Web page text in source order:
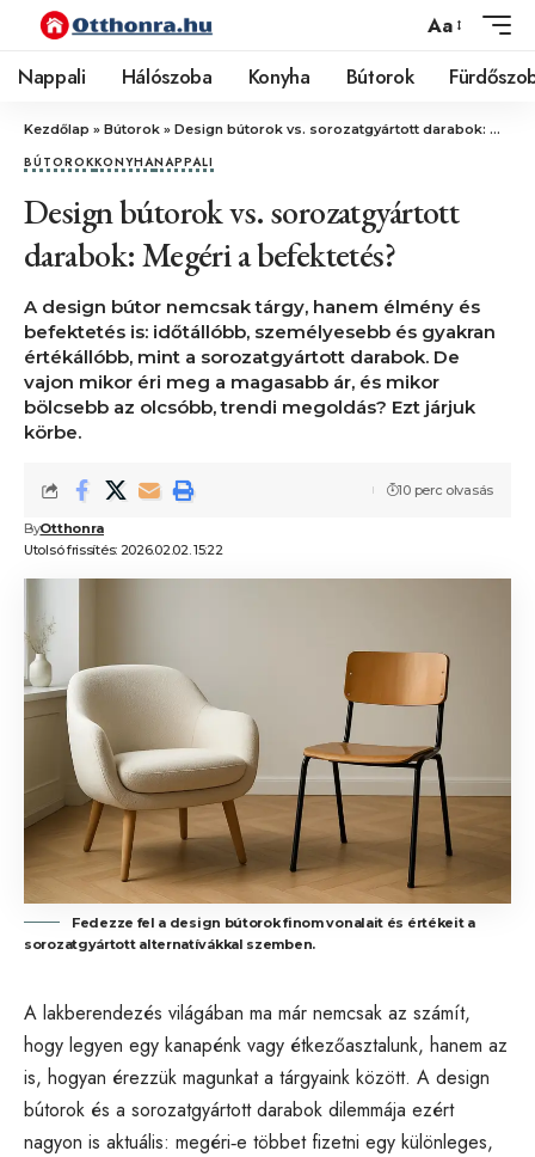
Aa
Nappali Hálószoba Konyha Bútorok
Kezdőlap » Bútorok » Design bútorok vs. sorozatgyártott darabok: Megéri a befektetés?
BÚTOROKKONYHANAPPALI
Design bútorok vs. sorozatgyártott
darabok: Megéri a befektetés?
A design bútor nemcsak tárgy, hanem élmény és
befektetés is: időtállóbb, személyesebb és gyakran
értékállóbb, mint a sorozatgyártott darabok. De
vajon mikor éri meg a magasabb ár, és mikor
bölcsebb az olcsóbb, trendi megoldás? Ezt járjuk
körbe.
Utolsó frissítés: 2026.02.02. 15:22
ByOtthonra
10 perc olvasás
Fedezze fel a design bútorok finom vonalait és értékeit a
sorozatgyártott alternatívákkal szemben.
A lakberendezés világában ma már nemcsak az számít,
hogy legyen egy kanapénk vagy étkezőasztalunk, hanem az
is, hogyan érezzük magunkat a tárgyaink között. A design
bútorok és a sorozatgyártott darabok dilemmája ezért
nagyon is aktuális: megéri‑e többet fizetni egy különleges,